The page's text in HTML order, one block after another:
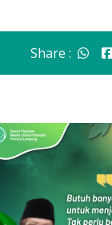
Share :